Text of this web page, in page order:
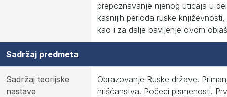
prepoznavanje njenog uticaja u
kasnijih perioda ruske književnosti,
kao i za dalje bavljenje ovom
Sadržaj predmeta
Sadržaj teorijske
nastave
Obrazovanje Ruske države.
hrišćanstva. Počeci pismenosti.